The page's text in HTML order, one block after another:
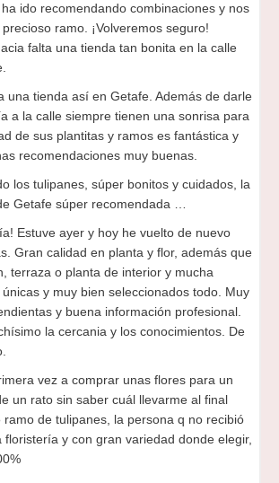
ido recomendando combinaciones y nos
ramo. ¡Volveremos seguro!
falta una tienda tan bonita en la calle
una tienda así en Getafe. Además de darle
a la calle siempre tienen una sonrisa para
de sus plantitas y ramos es fantástica y
recomendaciones muy buenas.
los tulipanes, súper bonitos y cuidados, la
Getafe súper recomendada …
Estuve ayer y hoy he vuelto de nuevo
Gran calidad en planta y flor, además que
terraza o planta de interior y mucha
y muy bien seleccionados todo. Muy
y buena información profesional.
la cercania y los conocimientos. De
vez a comprar unas flores para un
un rato sin saber cuál llevarme al final
de tulipanes, la persona q no recibió
floristería y con gran variedad donde elegir,